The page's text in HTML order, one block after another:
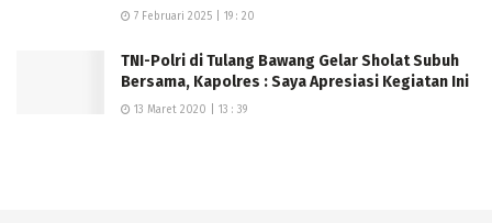
7 Februari 2025 | 19 : 20
TNI-Polri di Tulang Bawang Gelar Sholat Subuh
Bersama, Kapolres : Saya Apresiasi Kegiatan Ini
13 Maret 2020 | 13 : 39